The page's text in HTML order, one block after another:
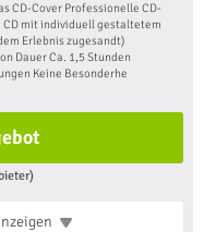
CD-Cover Professionelle CD-
CD mit individuell gestaltetem
Erlebnis zugesandt)
Dauer Ca. 1,5 Stunden
Keine Besonderhe